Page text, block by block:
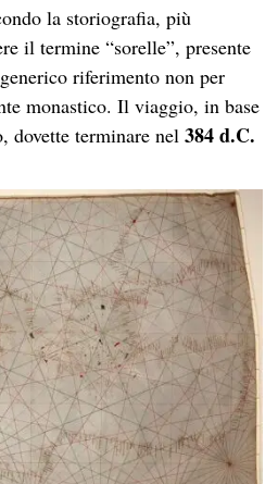
la storiografia, più
il termine “sorelle”, presente
riferimento non per
monastico. Il viaggio, in base
dovette terminare nel384 d.C.